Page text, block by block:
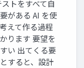
トをすべて自
がある AI を使
えて作る過程
ります 要望を
い 出てくる要
すると、設計